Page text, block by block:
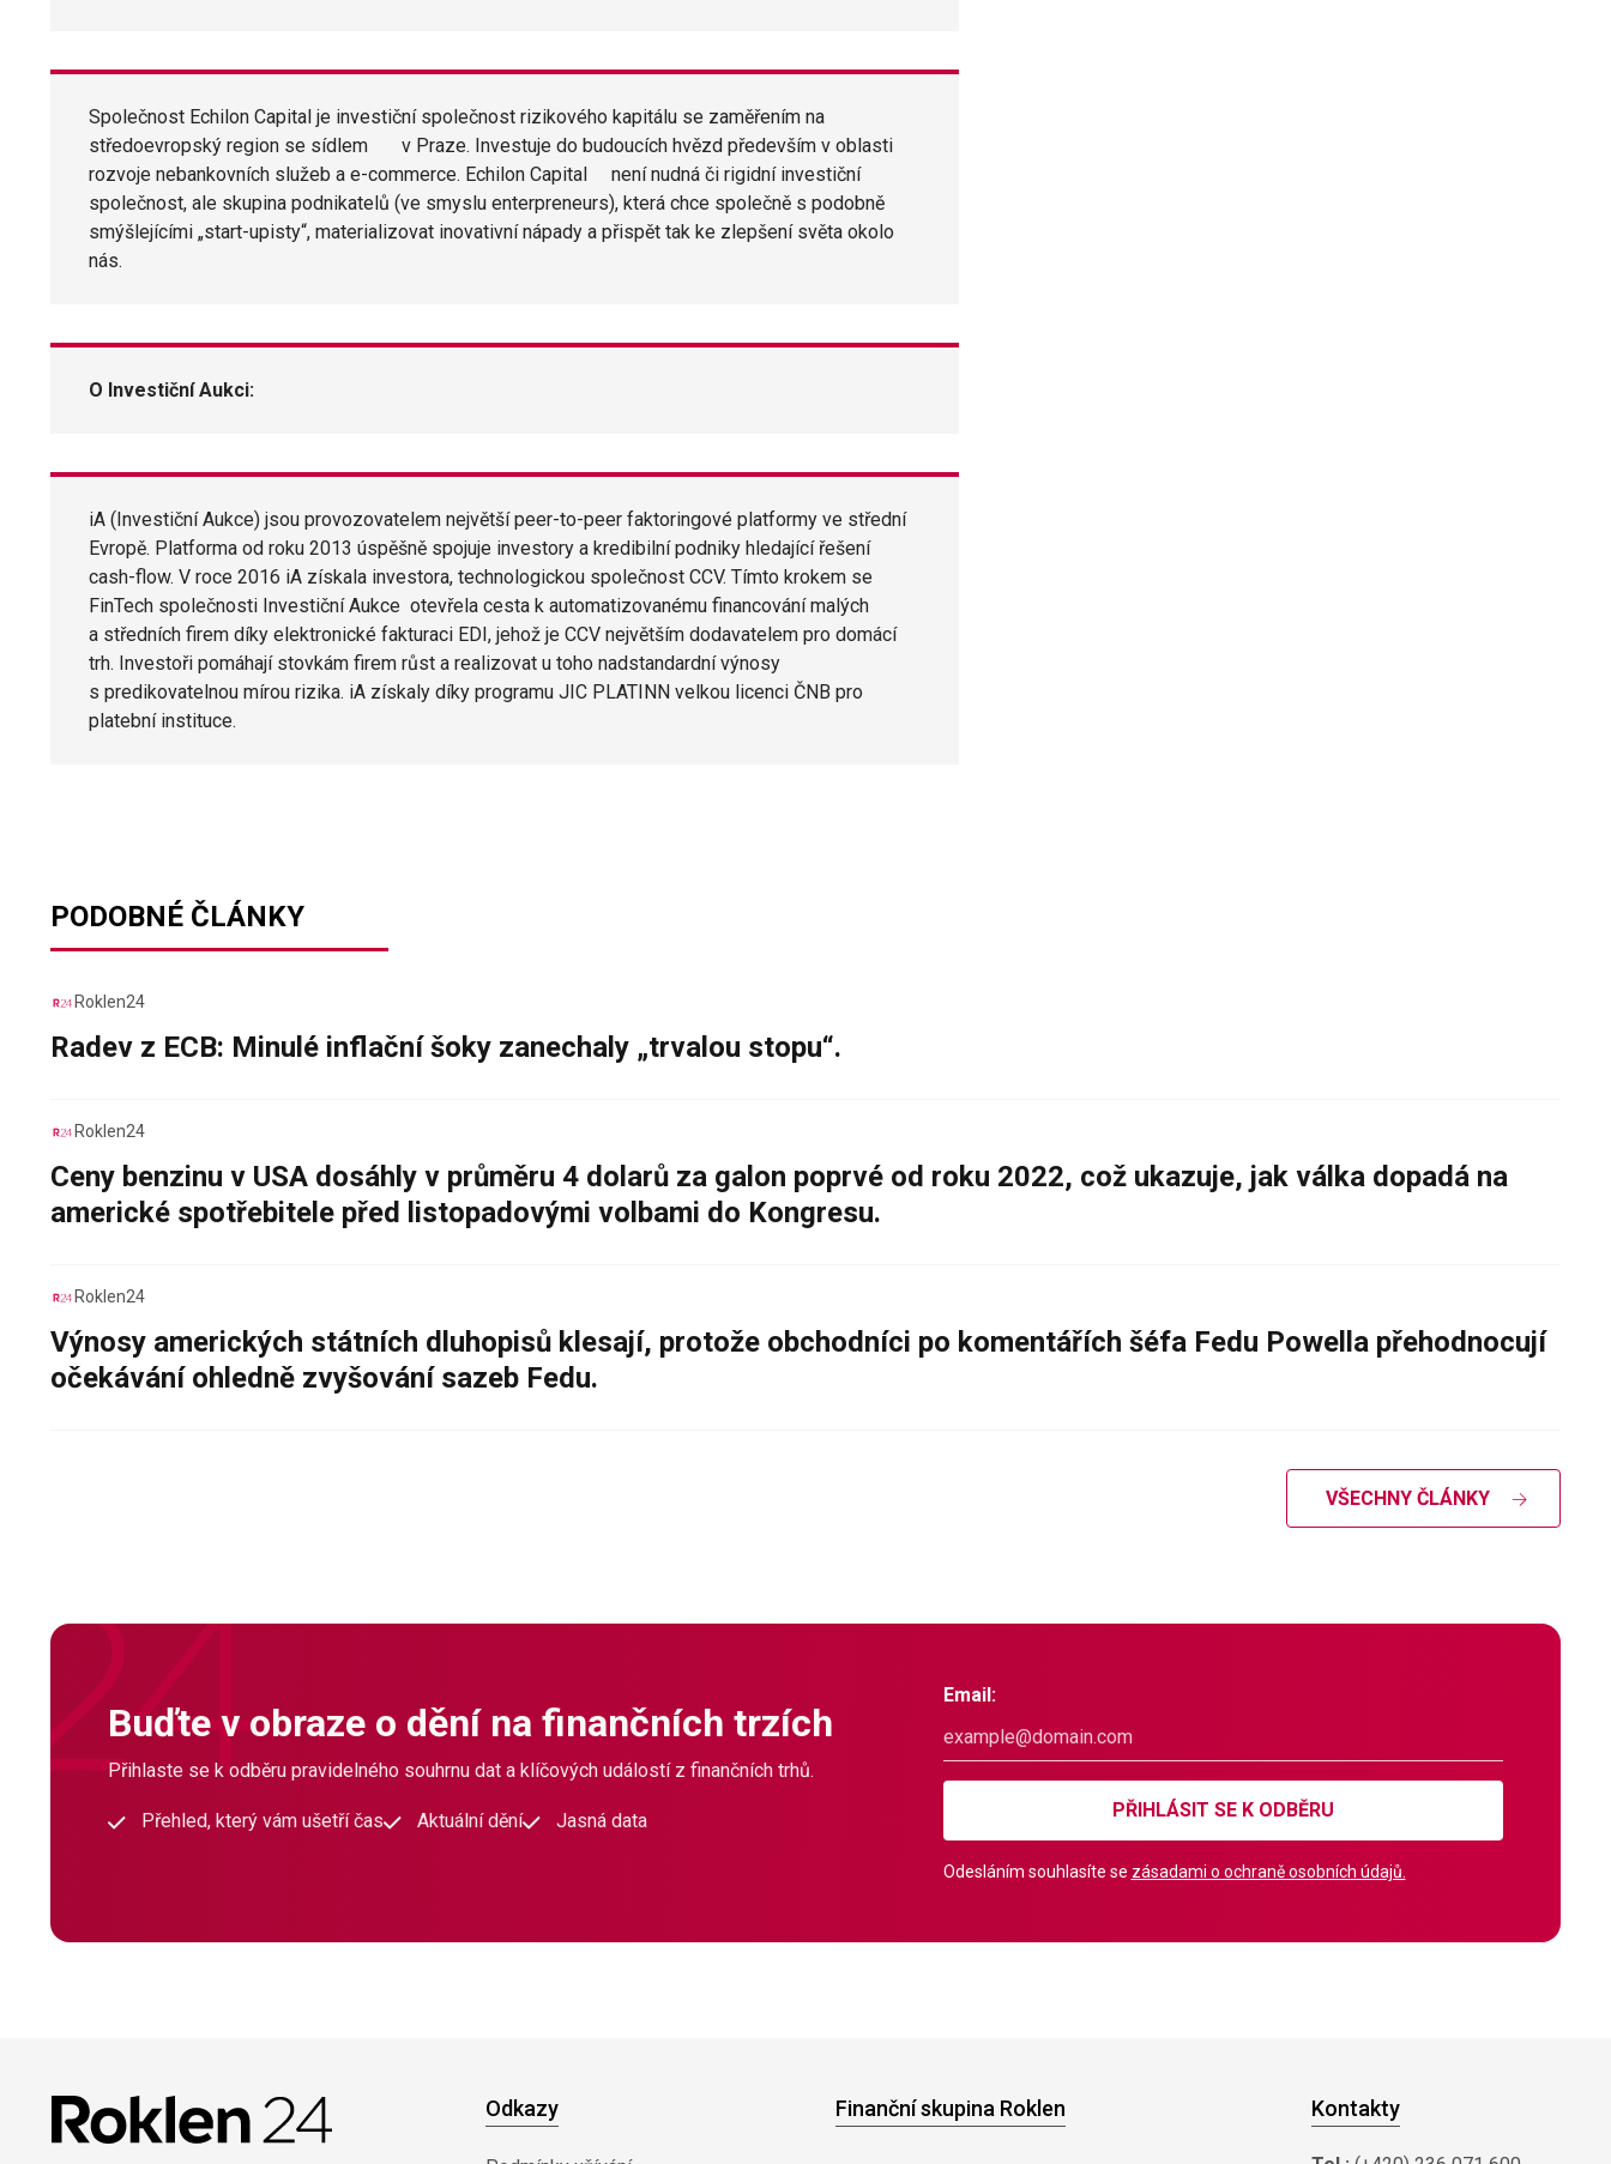
Společnost Echilon Capital je investiční společnost rizikového kapitálu se zaměřením na
středoevropský region se sídlem v Praze. Investuje do budoucích hvězd především v oblasti
rozvoje nebankovních služeb a e-commerce. Echilon Capital není nudná či rigidní investiční
společnost, ale skupina podnikatelů (ve smyslu enterpreneurs), která chce společně s podobně
smýšlejícími „start-upisty“, materializovat inovativní nápady a přispět tak ke zlepšení světa okolo
nás.
O Investiční Aukci:
iA (Investiční Aukce) jsou provozovatelem největší peer-to-peer faktoringové platformy ve střední
Evropě. Platforma od roku 2013 úspěšně spojuje investory a kredibilní podniky hledající řešení
cash-flow. V roce 2016 iA získala investora, technologickou společnost CCV. Tímto krokem se
FinTech společnosti Investiční Aukce otevřela cesta k automatizovanému financování malých
a středních firem díky elektronické fakturaci EDI, jehož je CCV největším dodavatelem pro domácí
trh. Investoři pomáhají stovkám firem růst a realizovat u toho nadstandardní výnosy
s predikovatelnou mírou rizika. iA získaly díky programu JIC PLATINN velkou licenci ČNB pro
platební instituce.
PODOBNÉ ČLÁNKY
Roklen24
Radev z ECB: Minulé inflační šoky zanechaly „trvalou stopu“.
Roklen24
Ceny benzinu v USA dosáhly v průměru 4 dolarů za galon poprvé od roku 2022, což ukazuje, jak válka dopadá na
americké spotřebitele před listopadovými volbami do Kongresu.
Roklen24
Výnosy amerických státních dluhopisů klesají, protože obchodníci po komentářích šéfa Fedu Powella přehodnocují
očekávání ohledně zvyšování sazeb Fedu.
VŠECHNY ČLÁNKY
Buďte v obraze o dění na finančních trzích
Přihlaste se k odběru pravidelného souhrnu dat a klíčových událostí z finančních trhů.
Přehled, který vám ušetří čas Aktuální dění Jasná data
Email:
PŘIHLÁSIT SE K ODBĚRU
Odesláním souhlasíte se zásadami o ochraně osobních údajů.
Odkazy Finanční skupina Roklen Kontakty